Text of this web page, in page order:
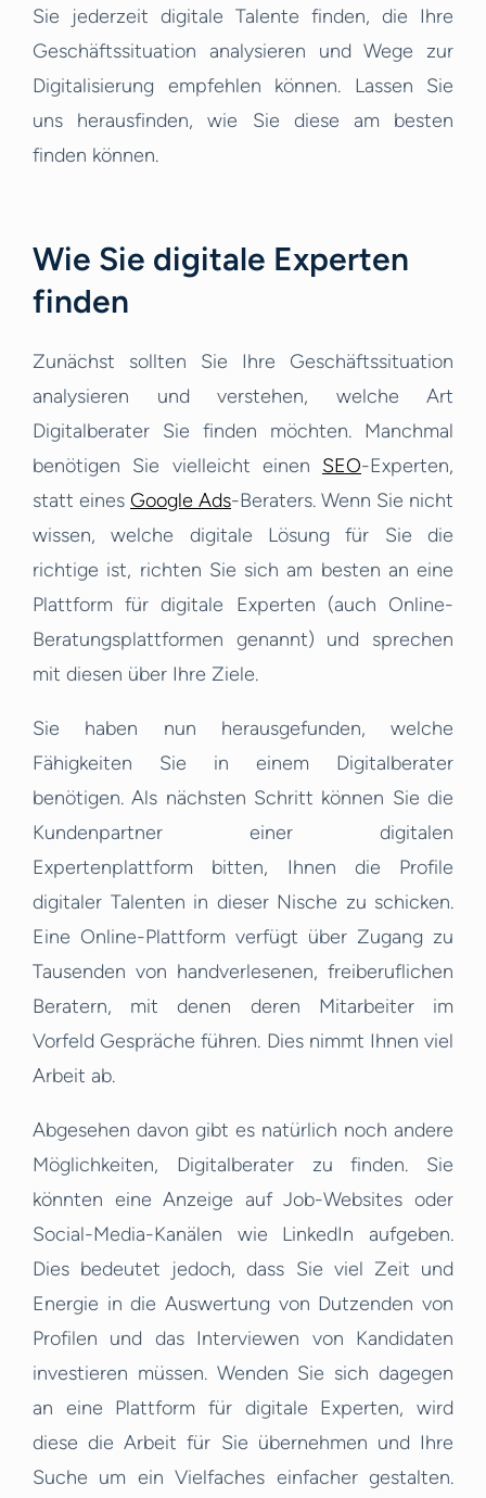
Sie jederzeit digitale Talente finden, die Ihre
Geschäftssituation analysieren und Wege zur
Digitalisierung empfehlen können. Lassen Sie
uns herausfinden, wie Sie diese am besten
finden können.
Wie Sie digitale Experten
finden
Zunächst sollten Sie Ihre Geschäftssituation
analysieren und verstehen, welche Art
Digitalberater Sie finden möchten. Manchmal
benötigen Sie vielleicht einen SEO-Experten,
statt eines Google Ads-Beraters. Wenn Sie nicht
wissen, welche digitale Lösung für Sie die
richtige ist, richten Sie sich am besten an eine
Plattform für digitale Experten (auch Online-
Beratungsplattformen genannt) und sprechen
mit diesen über Ihre Ziele.
Sie haben nun herausgefunden, welche
Fähigkeiten Sie in einem Digitalberater
benötigen. Als nächsten Schritt können Sie die
Kundenpartner einer digitalen
Expertenplattform bitten, Ihnen die Profile
digitaler Talenten in dieser Nische zu schicken.
Eine Online-Plattform verfügt über Zugang zu
Tausenden von handverlesenen, freiberuflichen
Beratern, mit denen deren Mitarbeiter im
Vorfeld Gespräche führen. Dies nimmt Ihnen viel
Arbeit ab.
Abgesehen davon gibt es natürlich noch andere
Möglichkeiten, Digitalberater zu finden. Sie
könnten eine Anzeige auf Job-Websites oder
Social-Media-Kanälen wie LinkedIn aufgeben.
Dies bedeutet jedoch, dass Sie viel Zeit und
Energie in die Auswertung von Dutzenden von
Profilen und das Interviewen von Kandidaten
investieren müssen. Wenden Sie sich dagegen
an eine Plattform für digitale Experten, wird
diese die Arbeit für Sie übernehmen und Ihre
Suche um ein Vielfaches einfacher gestalten.